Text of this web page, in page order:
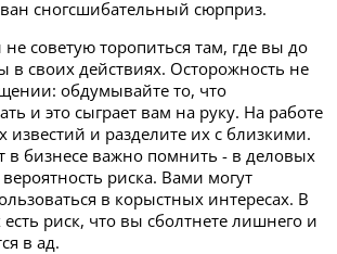
сногсшибательный сюрприз.
не советую торопиться там, где вы до
в своих действиях. Осторожность не
обдумывайте то, что
и это сыграет вам на руку. На работе
и разделите их с близкими.
в бизнесе важно помнить - в деловых
риска. Вами могут
в корыстных интересах. В
риск, что вы сболтнете лишнего и
в ад.